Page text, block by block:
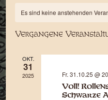
wählen.
Kalender
von
Es sind keine anstehenden
Vergangene
OKT.
31
2025 Fr. 31.10.25 @
Voll!
Schwarze